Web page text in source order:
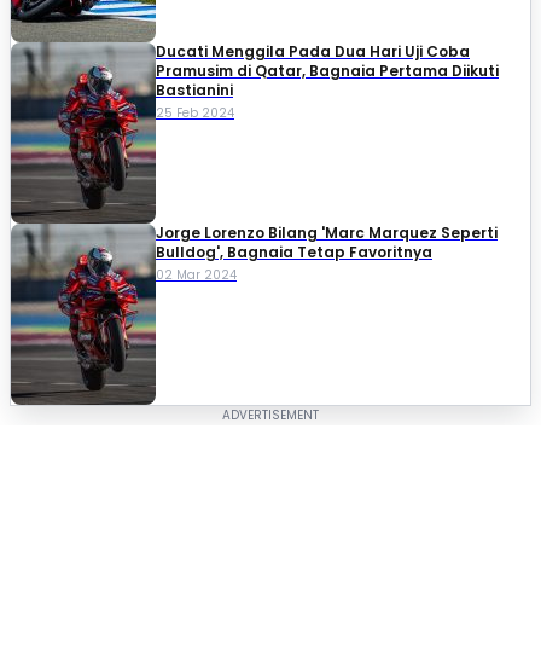
Ducati Menggila Pada Dua Hari Uji Coba
Pramusim di Qatar, Bagnaia Pertama Diikuti
Bastianini
25 Feb 2024
Jorge Lorenzo Bilang 'Marc Marquez Seperti
Bulldog', Bagnaia Tetap Favoritnya
02 Mar 2024